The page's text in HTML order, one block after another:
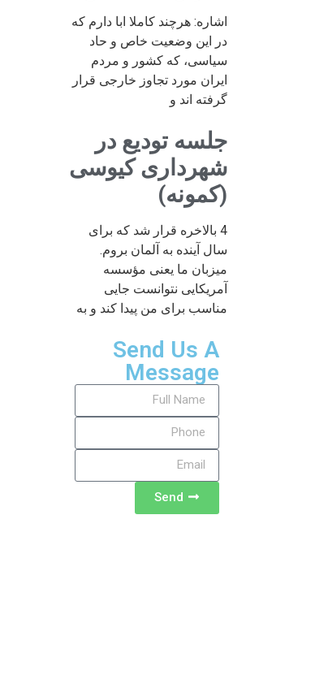
اشاره: هرچند کاملا ابا دارم که
در این وضعیت خاص و حاد
سیاسی، که کشور و مردم
ایران مورد تجاوز خارجی قرار
گرفته اند و
جلسه تودیع در
شهرداری کیوسی
(کمونه)
4 بالاخره قرار شد که برای
سال آینده به آلمان بروم.
میزبان ما یعنی مؤسسه
آمریکایی نتوانست جایی
مناسب برای من پیدا کند و به
Send Us A
Message
Send